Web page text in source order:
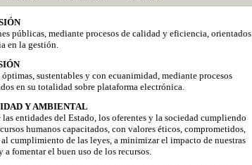
públicas, mediante procesos de calidad y eficiencia, orientados
en la gestión.
sustentables y con ecuanimidad, mediante procesos
en su totalidad sobre plataforma electrónica.
Y AMBIENTAL
entidades del Estado, los oferentes y la sociedad cumpliendo
humanos capacitados, con valores éticos, comprometidos,
cumplimiento de las leyes, a minimizar el impacto de nuestras
fomentar el buen uso de los recursos.